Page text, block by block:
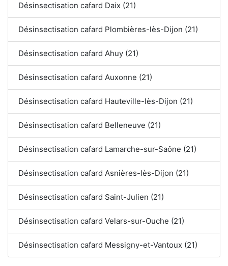
Désinsectisation cafard Daix (21)
Désinsectisation cafard Plombières-lès-Dijon (21)
Désinsectisation cafard Ahuy (21)
Désinsectisation cafard Auxonne (21)
Désinsectisation cafard Hauteville-lès-Dijon (21)
Désinsectisation cafard Belleneuve (21)
Désinsectisation cafard Lamarche-sur-Saône (21)
Désinsectisation cafard Asnières-lès-Dijon (21)
Désinsectisation cafard Saint-Julien (21)
Désinsectisation cafard Velars-sur-Ouche (21)
Désinsectisation cafard Messigny-et-Vantoux (21)